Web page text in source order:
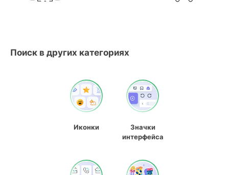
Поиск в других категориях
Иконки
Значки
интерфейса